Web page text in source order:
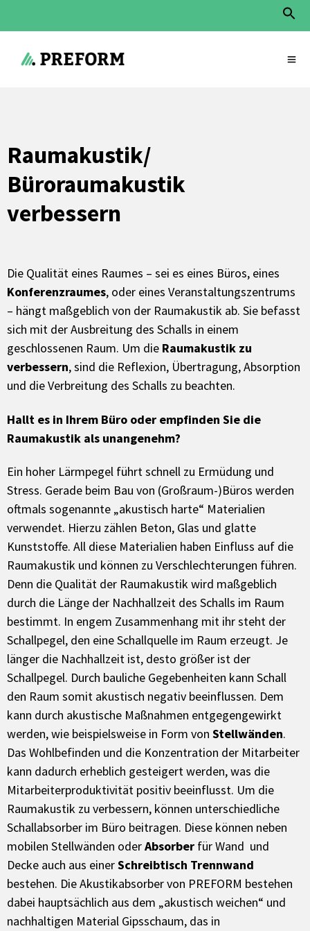
Search Button
Raumakustik/
Büroraumakustik
verbessern
Die Qualität eines Raumes – sei es eines Büros, eines
Konferenzraumes, oder eines Veranstaltungszentrums
– hängt maßgeblich von der Raumakustik ab. Sie befasst
sich mit der Ausbreitung des Schalls in einem
geschlossenen Raum. Um die Raumakustik zu
verbessern, sind die Reflexion, Übertragung, Absorption
und die Verbreitung des Schalls zu beachten.
Hallt es in Ihrem Büro oder empfinden Sie die
Raumakustik als unangenehm?
Ein hoher Lärmpegel führt schnell zu Ermüdung und
Stress. Gerade beim Bau von (Großraum-)Büros werden
oftmals sogenannte „akustisch harte“ Materialien
verwendet. Hierzu zählen Beton, Glas und glatte
Kunststoffe. All diese Materialien haben Einfluss auf die
Raumakustik und können zu Verschlechterungen führen.
Denn die Qualität der Raumakustik wird maßgeblich
durch die Länge der Nachhallzeit des Schalls im Raum
bestimmt. In engem Zusammenhang mit ihr steht der
Schallpegel, den eine Schallquelle im Raum erzeugt. Je
länger die Nachhallzeit ist, desto größer ist der
Schallpegel. Durch bauliche Gegebenheiten kann Schall
den Raum somit akustisch negativ beeinflussen. Dem
kann durch akustische Maßnahmen entgegengewirkt
werden, wie beispielsweise in Form von Stellwänden.
Das Wohlbefinden und die Konzentration der Mitarbeiter
kann dadurch erheblich gesteigert werden, was die
Mitarbeiterproduktivität positiv beeinflusst. Um die
Raumakustik zu verbessern, können unterschiedliche
Schallabsorber im Büro beitragen. Diese können neben
mobilen Stellwänden oderAbsorber für Wand und
Decke auch aus einerSchreibtisch Trennwand
bestehen. Die Akustikabsorber von PREFORM bestehen
dabei hauptsächlich aus dem „akustisch weichen“ und
nachhaltigen Material Gipsschaum, das in